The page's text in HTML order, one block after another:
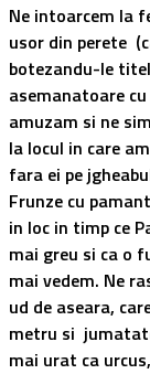
Ne intoarcem la
usor din perete
botezandu-le
asemanatoare
amuzam si ne
la locul in care
fara ei pe
Frunze cu
in loc in timp ce
mai greu si ca o
mai vedem. Ne
ud de aseara,
metru si
mai urat ca